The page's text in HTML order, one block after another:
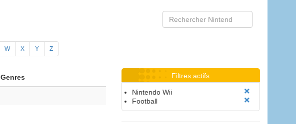
W X Y Z
Genres Filtres actifs
Nintendo Wii
Football